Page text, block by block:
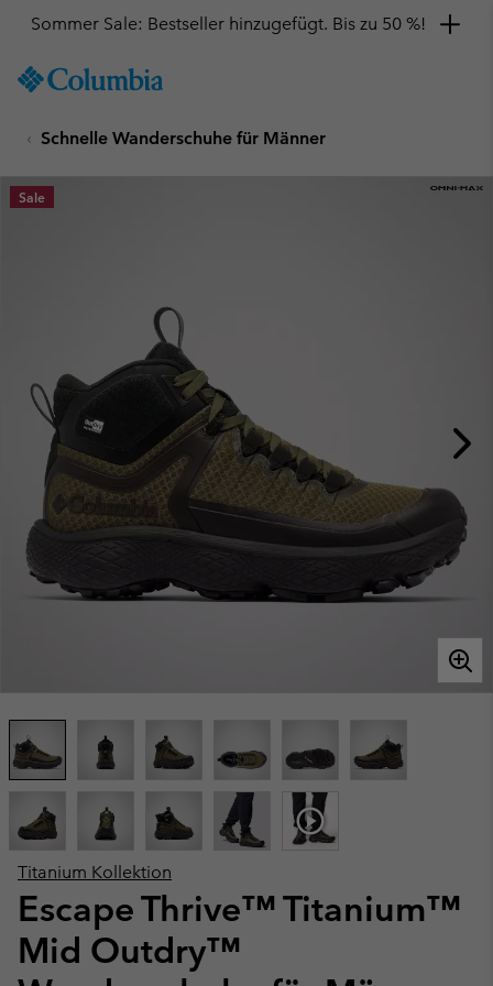
TO
SKIP
MAIN
NAV
Sommer Sale: Bestseller hinzugefügt. Bis zu 50 %!
Schnelle Wanderschuhe für Männer
Titanium Kollektion
Escape Thrive™ Titanium™
Mid Outdry™
Sale